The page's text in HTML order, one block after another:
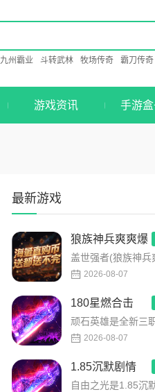
九州霸业 斗转武林 牧场传奇 霸刀传奇
游戏资讯 手游
最新游戏
狼族神兵爽爽爆
2026-08-07
180星燃合击
2026-08-07
1.85沉默剧情